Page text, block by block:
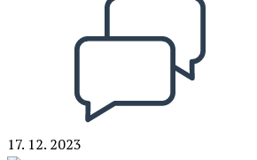
17. 12. 2023